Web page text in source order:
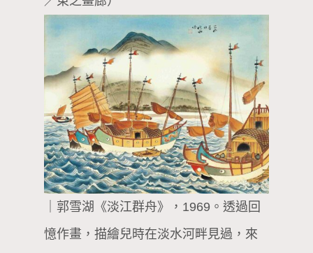
｜郭雪湖《淡江群舟》，1969。透過回
憶作畫，描繪兒時在淡水河畔見過，來